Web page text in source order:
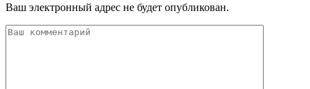
Ваш электронный адрес не будет опубликован.